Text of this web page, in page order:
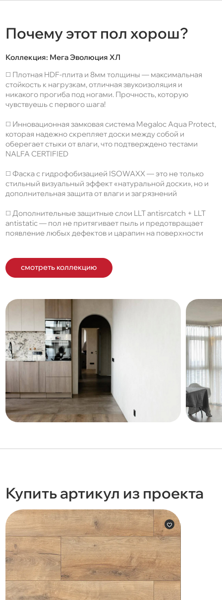
Почему этот пол хорош?
Коллекция: Мега Эволюция ХЛ
◻️ Плотная HDF-плита и 8мм толщины — максимальная
стойкость к нагрузкам, отличная звукоизоляция и
никакого прогиба под ногами. Прочность, которую
чувствуешь с первого шага!
◻️ Инновационная замковая система Megaloc Aqua Protect,
которая надежно скрепляет доски между собой и
оберегает стыки от влаги, что подтверждено тестами
NALFA CERTIFIED
◻️ Фаска с гидрофобизацией ISOWAXX — это не только
стильный визуальный эффект «натуральной доски», но и
дополнительная защита от влаги и загрязнений
◻️ Дополнительные защитные слои LLT antisrcatch + LLT
antistatic — пол не притягивает пыль и предотвращает
появление любых дефектов и царапин на поверхности
смотреть коллекцию
Купить артикул из проекта